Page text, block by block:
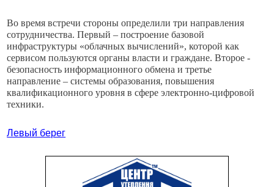
Во время встречи стороны определили три направления
сотрудничества. Первый – построение базовой
инфраструктуры «облачных вычислений», которой как
сервисом пользуются органы власти и граждане. Второе -
безопасность информационного обмена и третье
направление – системы образования, повышения
квалификационного уровня в сфере электронно-цифровой
техники.
Левый берег